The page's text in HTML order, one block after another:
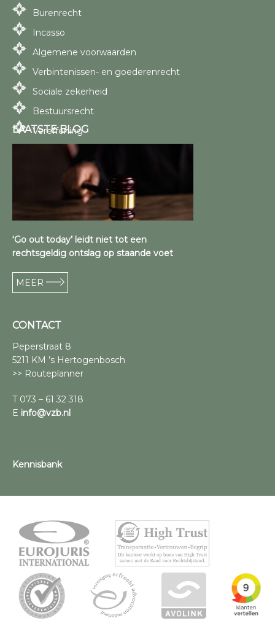
Burenrecht
Incasso
Algemene voorwaarden
Verbintenissen- en goederenrecht
Sociale zekerheid
Bestuursrecht
Vereffening
LAATSTE BLOG
‘Go out today’ leidt niet tot een
rechtsgeldig ontslag op staande voet
MEER
CONTACT
Peperstraat 8
5211 KM ’s Hertogenbosch
>> Routeplanner
T 073 – 61 32 318
E info@vzb.nl
Kennisbank